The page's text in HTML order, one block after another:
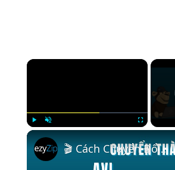
×
🎬 Cách Chuyển Đổi AVI Sang MP3 Trực Tuyến Miễn Phí | Không Cần Cài Đặt Phần Mềm